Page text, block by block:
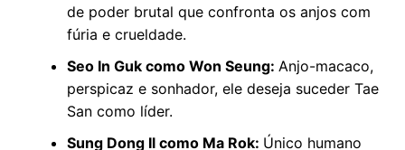
de poder brutal que confronta os anjos com
fúria e crueldade.
Seo In Guk como Won Seung: Anjo-macaco,
perspicaz e sonhador, ele deseja suceder Tae
San como líder.
Sung Dong Il como Ma Rok: Único humano